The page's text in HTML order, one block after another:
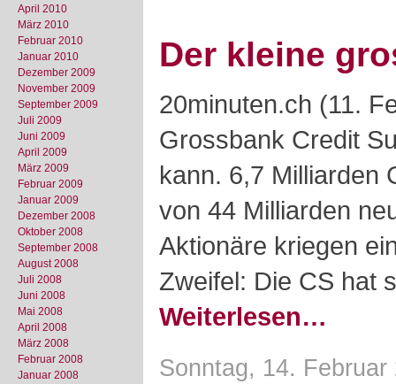
April 2010
März 2010
Februar 2010
Januar 2010
Dezember 2009
November 2009
September 2009
Juli 2009
Juni 2009
April 2009
März 2009
Februar 2009
Januar 2009
Dezember 2008
Oktober 2008
September 2008
August 2008
Juli 2008
Juni 2008
Mai 2008
April 2008
März 2008
Februar 2008
Januar 2008
Der kleine
20minuten.ch (11.
Grossbank Credit
kann. 6,7 Milliarden
von 44 Milliarden
Aktionäre kriegen
Zweifel: Die CS hat
Weiterlesen…
Sonntag, 14.